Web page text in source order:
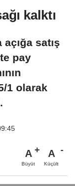
kalktı
satış
pay
1 olarak
A
Büyüt
A
Küçült